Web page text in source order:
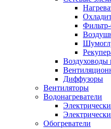
Воздуховоды
Диффузоры
Вентиляторы
Водонагреватели
Обогреватели